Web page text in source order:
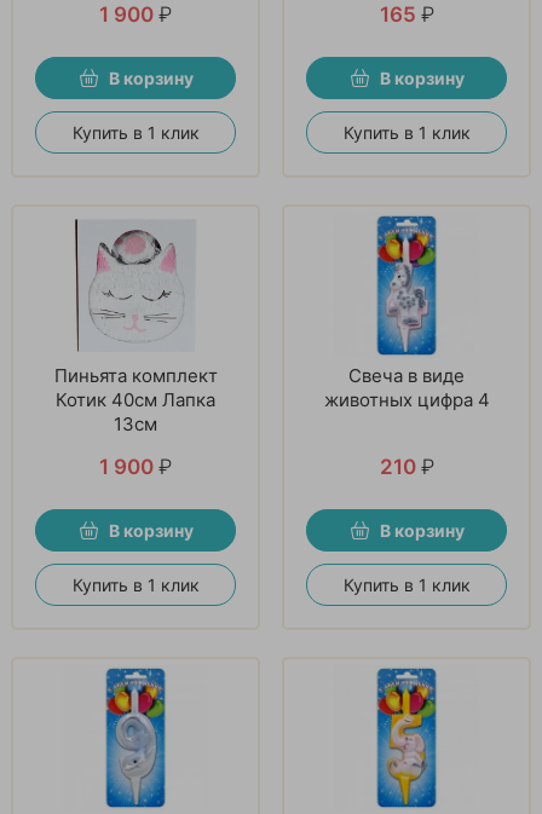
1 900 ₽
В корзину
Купить в 1 клик
165 ₽
В корзину
Купить в 1 клик
Пиньята комплект
Котик 40см Лапка
13см
1 900 ₽
В корзину
Купить в 1 клик
Свеча в виде
животных цифра 4
210 ₽
В корзину
Купить в 1 клик